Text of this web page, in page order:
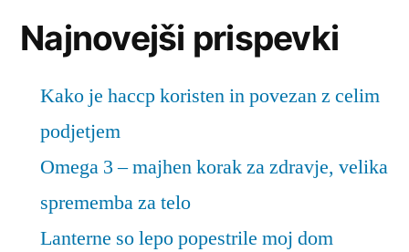
Najnovejši prispevki
Kako je haccp koristen in povezan z celim
podjetjem
Omega 3 – majhen korak za zdravje, velika
sprememba za telo
Lanterne so lepo popestrile moj dom